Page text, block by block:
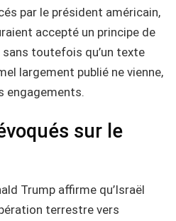
par le président américain,
accepté un principe de
toutefois qu’un texte
largement publié ne vienne,
engagements.
sur le
Trump affirme qu’Israël
terrestre vers